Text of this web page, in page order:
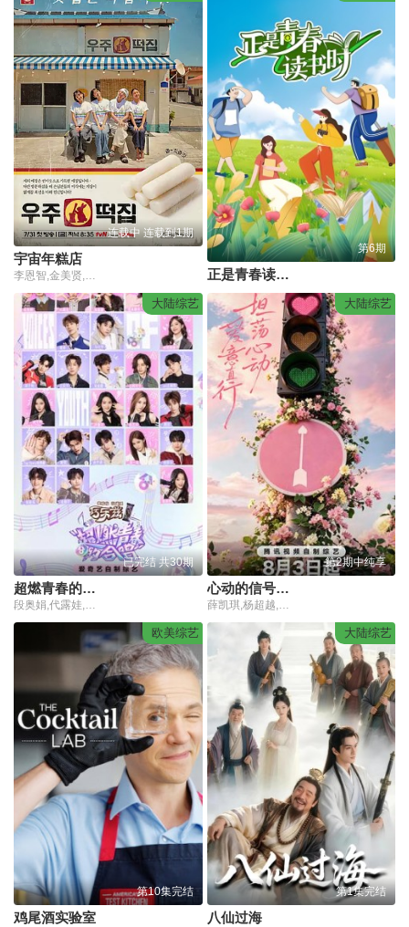
连载中 连载到1期
宇宙年糕店
李恩智,金美贤,李泳知,安宥真
第6期
正是青春读书时
大陆综艺
已完结 共30期
超燃青春的合唱
段奥娟,代露娃,高瑞璇,希林娜依·高,康子奇,鹭卓,马小宇,欧阳娣娣,邵子恒,王安宇,吴俊霆,王晓赟子,王翊恩,谢可寅,许馨文,徐艺洋,颜安,杨博睿,姚弛,余宇涵,袁一琦,钟辰乐,张新成,张颜齐,张郁梓,赵兆
大陆综艺
第2期中纯享
心动的信号第9季
薛凯琪,杨超越,代旭,杜海涛,张纯烨
欧美综艺
第10集完结
鸡尾酒实验室
大陆综艺
第1集完结
八仙过海